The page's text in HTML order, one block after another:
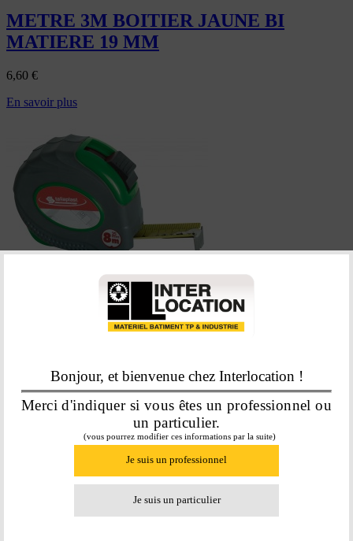
Bonjour, et bienvenue chez Interlocation !
Merci d'indiquer si vous êtes un professionnel ou
un particulier.
(vous pourrez modifier ces informations par la suite)
Je suis un professionnel
Je suis un particulier
METRE 3M BOITIER JAUNE BI
MATIERE 19 MM
6,60 €
En savoir plus
METRE 8M BOITIER VERT BI-
MATIÈRE 25 MM
En savoir plus